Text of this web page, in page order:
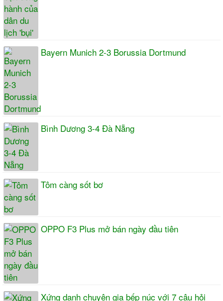
Bayern Munich 2-3 Borussia Dortmund
Bình Dương 3-4 Đà Nẵng
Tôm càng sốt bơ
OPPO F3 Plus mở bán ngày đầu tiên
Xứng danh chuyên gia bếp núc với 7 câu hỏi